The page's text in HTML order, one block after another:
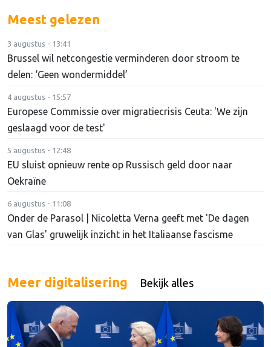
Meest gelezen
3 augustus - 13:41
Brussel wil netcongestie verminderen door stroom te
delen: ‘Geen wondermiddel’
4 augustus - 15:57
Europese Commissie over migratiecrisis Ceuta: 'We zijn
geslaagd voor de test'
5 augustus - 12:48
EU sluist opnieuw rente op Russisch geld door naar
Oekraïne
6 augustus - 11:08
Onder de Parasol | Nicoletta Verna geeft met 'De dagen
van Glas' gruwelijk inzicht in het Italiaanse fascisme
Meer digitalisering Bekijk alles